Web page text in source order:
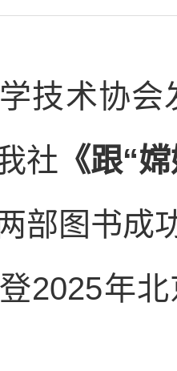
技术协
社 《跟“
部图书成
2025年